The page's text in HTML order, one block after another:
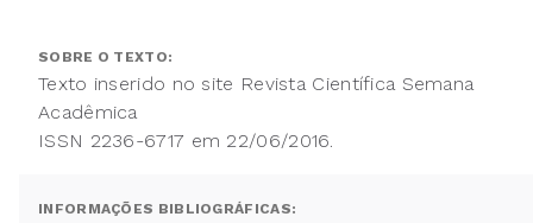
SOBRE O TEXTO:
Texto inserido no site Revista Científica Semana
Acadêmica
ISSN 2236-6717 em 22/06/2016.
INFORMAÇÕES BIBLIOGRÁFICAS: